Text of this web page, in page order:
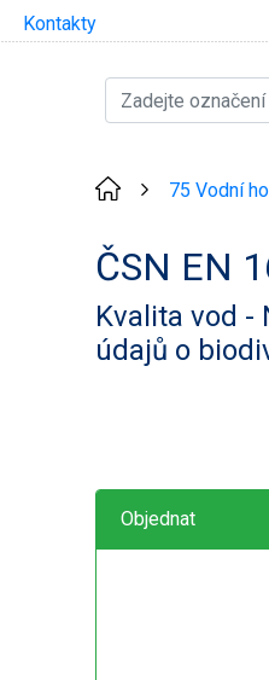
Kontakty
75 Vodní
ČSN EN
Kvalita vod -
údajů o
Objednat